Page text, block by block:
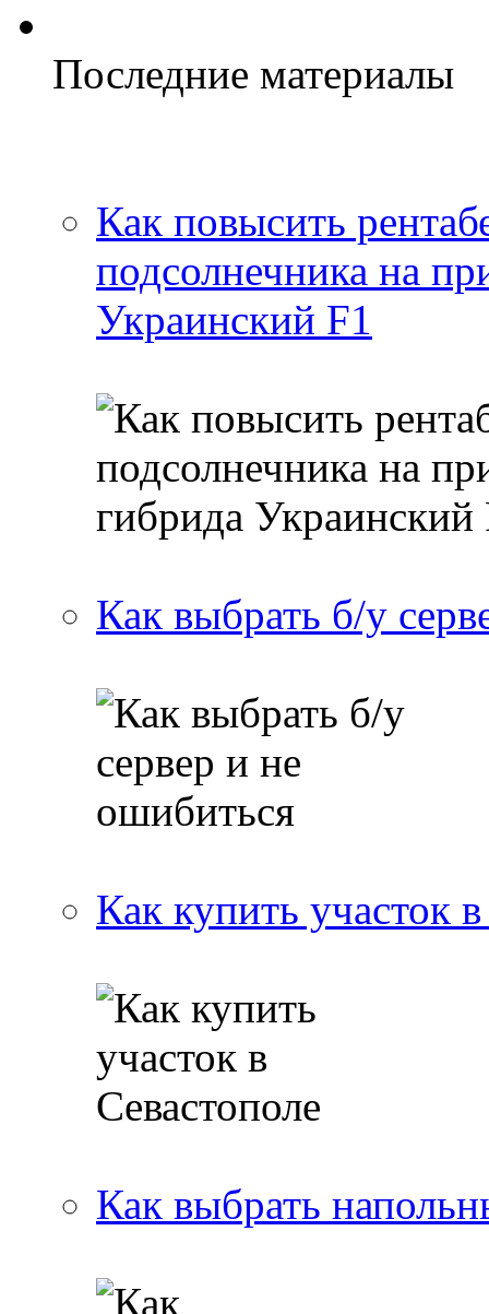
Последние материалы
Как повысить
подсолнечника на
Украинский F1
Как выбрать б/у
Как купить участок
Как выбрать